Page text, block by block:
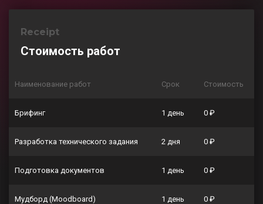
Receipt
Стоимость работ
Наименование работ Срок Стоимость
Брифинг 1 день 0 ₽
Разработка технического задания 2 дня 0 ₽
Подготовка документов 1 день 0 ₽
Мудборд (Moodboard) 1 день 0 ₽